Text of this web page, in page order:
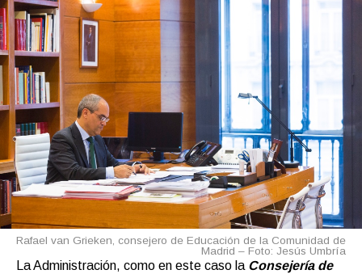
Rafael van Grieken, consejero de Educación de la Comunidad de
Madrid – Foto: Jesús Umbría
La Administración, como en este caso la Consejería de